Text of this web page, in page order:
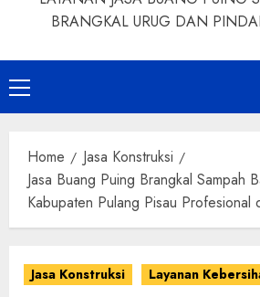
BRANGKAL URUG DAN
Primary
Menu
Home
Jasa Konstruksi
Jasa Buang Puing Brangkal Sampah
Kabupaten Pulang Pisau Profesional
Jasa Konstruksi Layanan